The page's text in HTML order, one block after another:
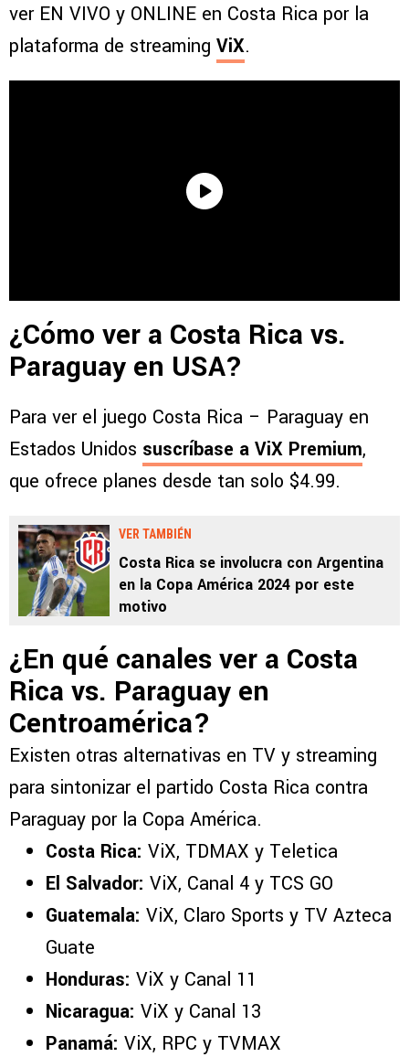
ver EN VIVO y ONLINE en Costa Rica por la
plataforma de streaming ViX.
¿Cómo ver a Costa Rica vs.
Paraguay en USA?
Para ver el juego Costa Rica – Paraguay en
Estados Unidos suscríbase a ViX Premium,
que ofrece planes desde tan solo $4.99.
VER TAMBIÉN
Costa Rica se involucra con Argentina
en la Copa América 2024 por este
motivo
¿En qué canales ver a Costa
Rica vs. Paraguay en
Centroamérica?
Existen otras alternativas en TV y streaming
para sintonizar el partido Costa Rica contra
Paraguay por la Copa América.
Costa Rica: ViX, TDMAX y Teletica
El Salvador: ViX, Canal 4 y TCS GO
Guatemala: ViX, Claro Sports y TV Azteca
Guate
Honduras: ViX y Canal 11
Nicaragua: ViX y Canal 13
Panamá: ViX, RPC y TVMAX